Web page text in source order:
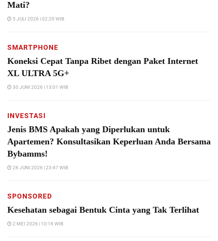
Mati?
5 JULI 2026 | 02:20 WIB
SMARTPHONE
Koneksi Cepat Tanpa Ribet dengan Paket Internet
XL ULTRA 5G+
30 JUNI 2026 | 13:01 WIB
INVESTASI
Jenis BMS Apakah yang Diperlukan untuk
Apartemen? Konsultasikan Keperluan Anda Bersama
Bybamms!
26 JUNI 2026 | 23:47 WIB
SPONSORED
Kesehatan sebagai Bentuk Cinta yang Tak Terlihat
2 MEI 2026 | 10:16 WIB